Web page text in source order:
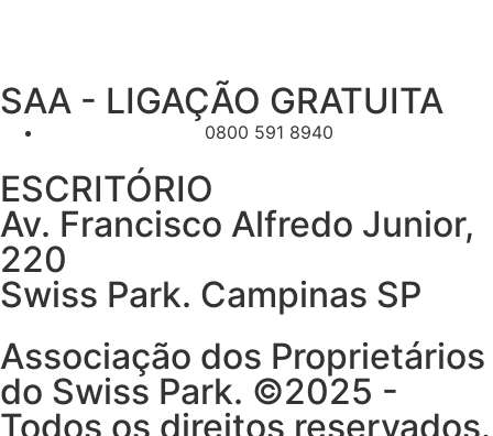
SAA - LIGAÇÃO GRATUITA
0800 591 8940
ESCRITÓRIO
Av. Francisco Alfredo Junior,
220
Swiss Park. Campinas SP
Associação dos Proprietários
do Swiss Park. ©2025 -
Todos os direitos reservados.